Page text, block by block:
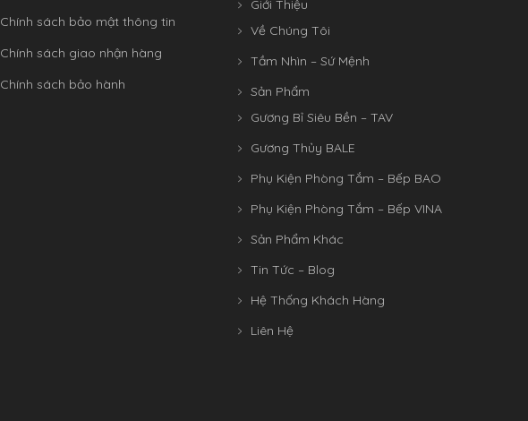
Chính sách bảo mật thông tin
Chính sách giao nhận hàng
Chính sách bảo hành
Giới Thiệu
Về Chúng Tôi
Tầm Nhìn – Sứ Mệnh
Sản Phẩm
Gương Bỉ Siêu Bền – TAV
Gương Thủy BALE
Phụ Kiện Phòng Tắm – Bếp BAO
Phụ Kiện Phòng Tắm – Bếp VINA
Sản Phẩm Khác
Tin Tức – Blog
Hệ Thống Khách Hàng
Liên Hệ